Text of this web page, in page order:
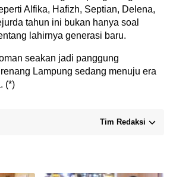
Alfika, Hafizh, Septian, Delena,
tahun ini bukan hanya soal
lahirnya generasi baru.
seakan jadi panggung
Lampung sedang menuju era
(*)
Tim Redaksi